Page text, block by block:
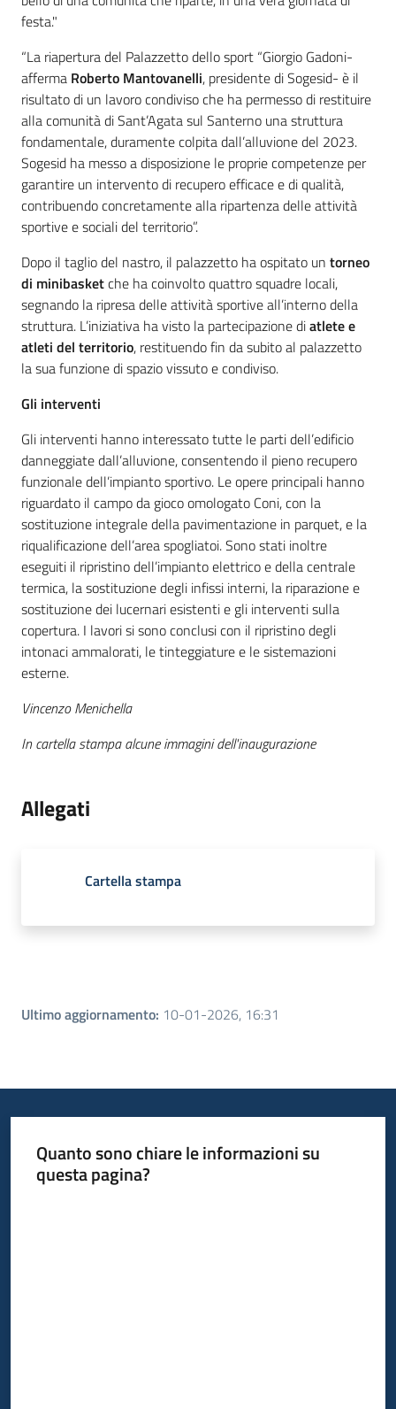
festa."
“La riapertura del Palazzetto dello sport “Giorgio Gadoni-
afferma Roberto Mantovanelli, presidente di Sogesid- è il
risultato di un lavoro condiviso che ha permesso di restituire
alla comunità di Sant’Agata sul Santerno una struttura
fondamentale, duramente colpita dall’alluvione del 2023.
Sogesid ha messo a disposizione le proprie competenze per
garantire un intervento di recupero efficace e di qualità,
contribuendo concretamente alla ripartenza delle attività
sportive e sociali del territorio”.
Dopo il taglio del nastro, il palazzetto ha ospitato un torneo
di minibasketche ha coinvolto quattro squadre locali,
segnando la ripresa delle attività sportive all’interno della
struttura. L’iniziativa ha visto la partecipazione diatlete e
atleti del territorio, restituendo fin da subito al palazzetto
la sua funzione di spazio vissuto e condiviso.
Gli interventi
Gli interventi hanno interessato tutte le parti dell’edificio
danneggiate dall’alluvione, consentendo il pieno recupero
funzionale dell’impianto sportivo. Le opere principali hanno
riguardato il campo da gioco omologato Coni, con la
sostituzione integrale della pavimentazione in parquet, e la
riqualificazione dell’area spogliatoi. Sono stati inoltre
eseguiti il ripristino dell’impianto elettrico e della centrale
termica, la sostituzione degli infissi interni, la riparazione e
sostituzione dei lucernari esistenti e gli interventi sulla
copertura. I lavori si sono conclusi con il ripristino degli
intonaci ammalorati, le tinteggiature e le sistemazioni
esterne.
Vincenzo Menichella
In cartella stampa alcune immagini dell'inaugurazione
Allegati
Cartella stampa
Ultimo aggiornamento: 10-01-2026, 16:31
Quanto sono chiare le informazioni su
questa pagina?